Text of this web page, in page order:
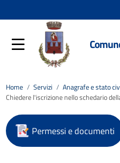
Home / Servizi / Anagrafe e stato
Chiedere l'iscrizione nello schedario
Permessi e documenti